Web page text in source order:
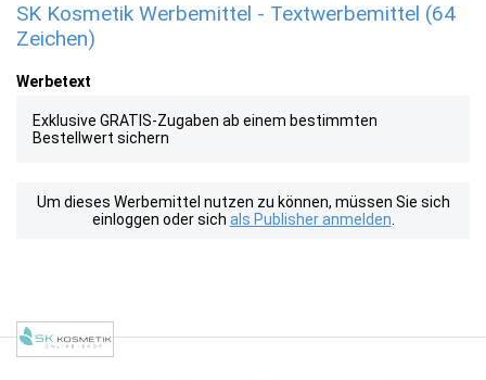
SK Kosmetik Werbemittel - Textwerbemittel (64
Zeichen)
Werbetext
Exklusive GRATIS-Zugaben ab einem bestimmten
Bestellwert sichern
Um dieses Werbemittel nutzen zu können, müssen Sie sich
einloggen oder sich als Publisher anmelden